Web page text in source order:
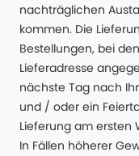
nachträglichen
kommen. Die
Bestellungen, bei
Lieferadresse
nächste Tag nach
und / oder ein
Lieferung am ersten
In Fällen höherer